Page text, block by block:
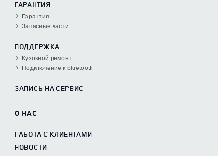
ГАРАНТИЯ
Гарантия
Запасные части
ПОДДЕРЖКА
Кузовной ремонт
Подключение к bluetooth
ЗАПИСЬ НА СЕРВИС
О НАС
РАБОТА С КЛИЕНТАМИ
НОВОСТИ